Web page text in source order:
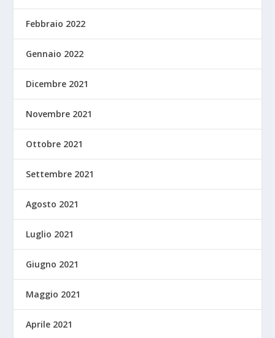
Febbraio 2022
Gennaio 2022
Dicembre 2021
Novembre 2021
Ottobre 2021
Settembre 2021
Agosto 2021
Luglio 2021
Giugno 2021
Maggio 2021
Aprile 2021